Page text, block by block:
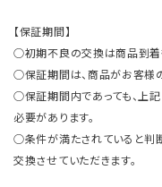
【保証期間】
○初期不良の交換は商品到着
○保証期間は、商品がお客様
○保証期間内であっても、上
必要があります。
○条件が満たされていると判
交換させていただきます。